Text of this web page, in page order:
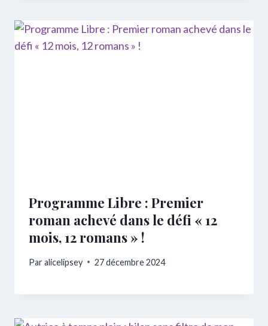
Programme Libre : Premier
roman achevé dans le défi « 12
mois, 12 romans » !
Paralicelipsey 27 décembre 2024